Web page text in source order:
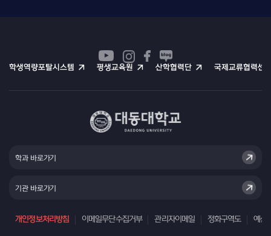
학생역량포탈시스템 평생교육원 산학협력단 국제교류협력센
개인정보처리방침 이메일무단수집거부 관리자이메일 정화구역도 예산
학과 바로가기
기관 바로가기